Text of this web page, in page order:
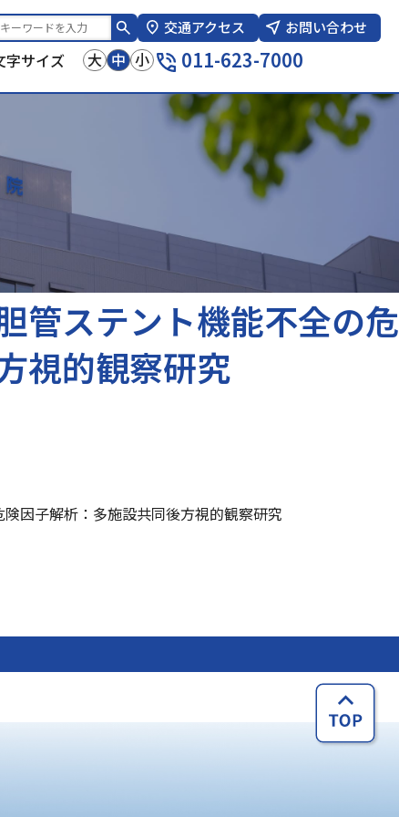
交通アクセス お問い合わせ
字サイズ 大 中 小 011-623-7000
管ステント機能不全の危
視的観察研究
因子解析：多施設共同後方視的観察研究